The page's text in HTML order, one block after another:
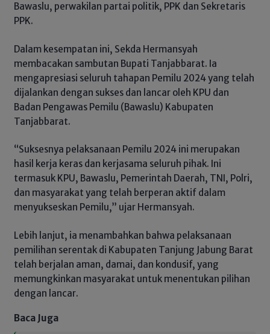
Bawaslu, perwakilan partai politik, PPK dan Sekretaris
PPK.
Dalam kesempatan ini, Sekda Hermansyah
membacakan sambutan Bupati Tanjabbarat. Ia
mengapresiasi seluruh tahapan Pemilu 2024 yang telah
dijalankan dengan sukses dan lancar oleh KPU dan
Badan Pengawas Pemilu (Bawaslu) Kabupaten
Tanjabbarat.
“Suksesnya pelaksanaan Pemilu 2024 ini merupakan
hasil kerja keras dan kerjasama seluruh pihak. Ini
termasuk KPU, Bawaslu, Pemerintah Daerah, TNI, Polri,
dan masyarakat yang telah berperan aktif dalam
menyukseskan Pemilu,” ujar Hermansyah.
Lebih lanjut, ia menambahkan bahwa pelaksanaan
pemilihan serentak di Kabupaten Tanjung Jabung Barat
telah berjalan aman, damai, dan kondusif, yang
memungkinkan masyarakat untuk menentukan pilihan
dengan lancar.
Baca Juga